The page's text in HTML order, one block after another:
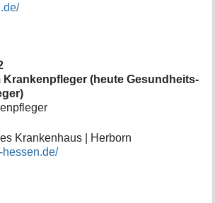
(heute Gesundheits-
Krankenhaus | Herborn
hessen.de/